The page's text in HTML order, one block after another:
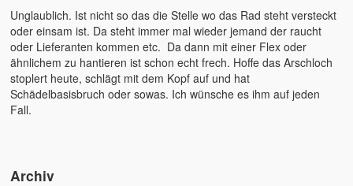
sven-w.de
copyright
contact me
Unglaublich. Ist nicht so das die Stelle wo das Rad steht versteckt
oder einsam ist. Da steht immer mal wieder jemand der raucht
oder Lieferanten kommen etc. Da dann mit einer Flex oder
ähnlichem zu hantieren ist schon echt frech. Hoffe das Arschloch
stoplert heute, schlägt mit dem Kopf auf und hat
Schädelbasisbruch oder sowas. Ich wünsche es ihm auf jeden
Fall.
Archiv